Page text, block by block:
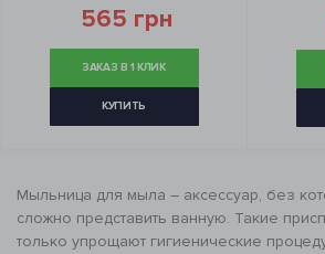
565 грн
ЗАКАЗ В 1 КЛИК
КУПИТЬ
Мыльница для мыла – аксессуар, без
сложно представить ванную. Такие
только упрощают гигиенические